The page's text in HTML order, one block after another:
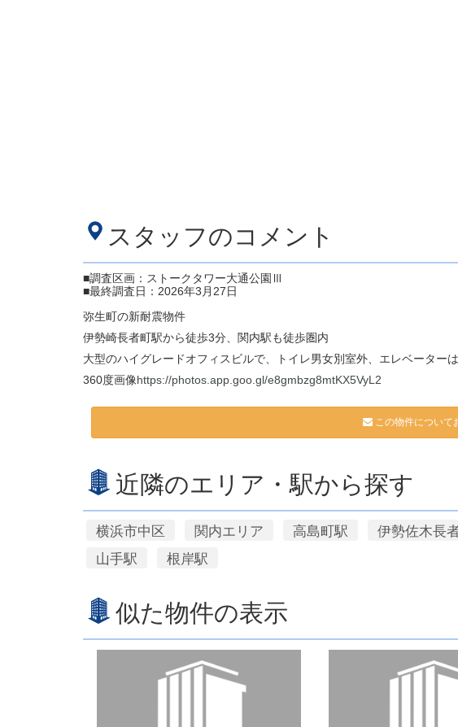
スタッフのコメント
■調査区画：ストークタワー大通公園Ⅲ
■最終調査日：2026年3月27日
弥生町の新耐震物件
伊勢崎長者町駅から徒歩3分、関内駅も徒歩圏内
大型のハイグレードオフィスビルで、トイレ男女別室外、エレベーター
360度画像https://photos.app.goo.gl/e8gmbzg8mtKX5VyL2
この物件について
近隣のエリア・駅から探す
横浜市中区 関内エリア 高島町駅 伊勢佐木長
山手駅
根岸駅
似た物件の表示